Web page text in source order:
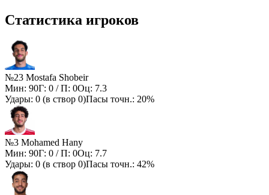
Статистика игроков
№23 Mostafa Shobeir
Мин: 90Г: 0 / П: 0Оц: 7.3
Удары: 0 (в створ 0)Пасы точн.: 20%
№3 Mohamed Hany
Мин: 90Г: 0 / П: 0Оц: 7.7
Удары: 0 (в створ 0)Пасы точн.: 42%